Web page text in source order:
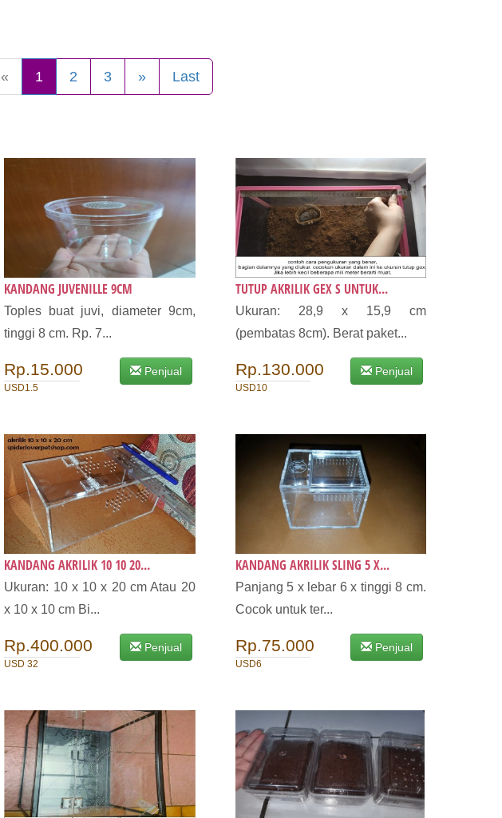
« 1 2 3 » Last
KANDANG JUVENILLE 9CM
Toples buat juvi, diameter 9cm,
tinggi 8 cm. Rp. 7...
Rp.15.000
USD1.5
Penjual
TUTUP AKRILIK GEX S UNTUK...
Ukuran: 28,9 x 15,9 cm
(pembatas 8cm). Berat paket...
Rp.130.000
USD10
Penjual
KANDANG AKRILIK 10 10 20...
Ukuran: 10 x 10 x 20 cm Atau 20
x 10 x 10 cm Bi...
Rp.400.000
USD 32
Penjual
KANDANG AKRILIK SLING 5 X...
Panjang 5 x lebar 6 x tinggi 8 cm.
Cocok untuk ter...
Rp.75.000
USD6
Penjual